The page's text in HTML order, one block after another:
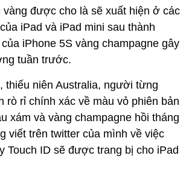
vàng được cho là sẽ xuất hiện ở các
iPad và iPad mini sau thành
iPhone 5S vàng champagne gây
tuần trước.
thiếu niên Australia, người từng
rò rỉ chính xác về màu vỏ phiên bản
xám và vàng champagne hồi tháng
viết trên twitter của mình về việc
Touch ID sẽ được trang bị cho iPad